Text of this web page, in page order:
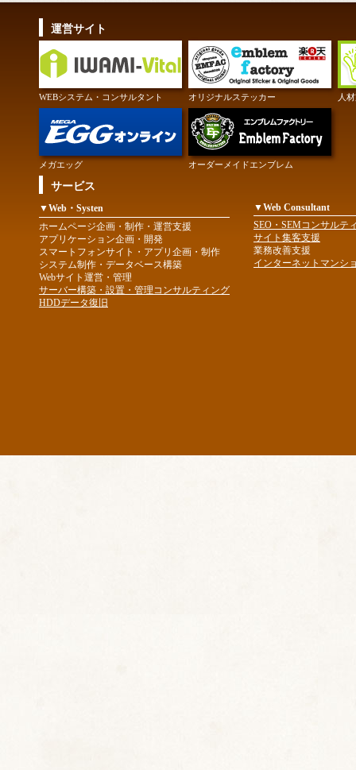
運営サイト
WEBシステム・コンサルタント オリジナルステッカー 人
メガエッグ オーダーメイドエンブレム
サービス
▼Web・Systen
ホームページ企画・制作・運営支援
アプリケーション企画・開発
スマートフォンサイト・アプリ企画・制作
システム制作・データベース構築
Webサイト運営・管理
サーバー構築・設置・管理コンサルティング
HDDデータ復旧
▼Web Consultant
SEO・SEMコンサルテ
サイト集客支援
業務改善支援
インターネットマンシ